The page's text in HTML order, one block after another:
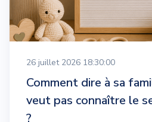
26 juillet 2026 18:30:00
Comment dire à sa
veut pas connaître le
?